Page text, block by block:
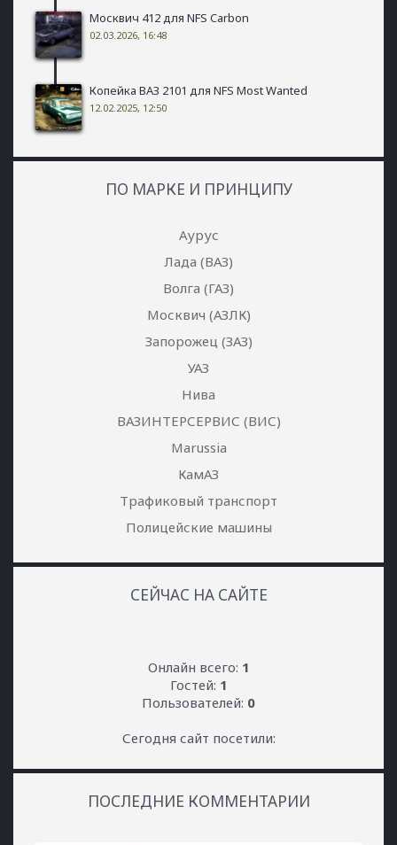
Москвич 412 для NFS Carbon
02.03.2026, 16:48
Копейка ВАЗ 2101 для NFS Most Wanted
12.02.2025, 12:50
ПО МАРКЕ И ПРИНЦИПУ
Аурус
Лада (ВАЗ)
Волга (ГАЗ)
Москвич (АЗЛК)
Запорожец (ЗАЗ)
УАЗ
Нива
ВАЗИНТЕРСЕРВИС (ВИС)
Marussia
КамАЗ
Трафиковый транспорт
Полицейские машины
СЕЙЧАС НА САЙТЕ
Онлайн всего: 1
Гостей: 1
Пользователей: 0
Сегодня сайт посетили:
ПОСЛЕДНИЕ КОММЕНТАРИИ